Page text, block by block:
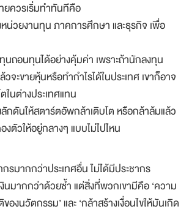
ควรเริ่มทำทันทีคือ
น่วยงานทุน ภาคการศึกษา และธุรกิจ เพื่อ
นถอนทุนได้อย่างคุ้มค่า เพราะถ้านักลงทุน
จะขายหุ้นหรือทำกำไรได้ในประเทศ เขาก็อาจ
นต่างประเทศแทน
กดันให้สตาร์ตอัพกล้าเติบโต หรือกล้าล้มแล้ว
งตัวให้อยู่กลางๆ แบบไม่ไปไหน
รมากกว่าประเทศอื่น ไม่ได้มีประชากร
งินมากกว่าด้วยซ้ำ แต่สิ่งที่พวกเขามีคือ ‘ความ
องนวัตกรรม’ และ ‘กล้าสร้างเงื่อนไขให้มันเกิด